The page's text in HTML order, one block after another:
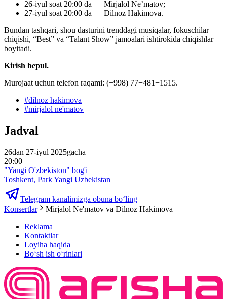
26-iyul soat 20:00 da — Mirjalol Ne’matov;
27-iyul soat 20:00 da — Dilnoz Hakimova.
Bundan tashqari, shou dasturini trenddagi musiqalar, fokuschilar
chiqishi, “Best” va “Talant Show” jamoalari ishtirokida chiqishlar
boyitadi.
Kirish bepul.
Murojaat uchun telefon raqami: (+998) 77−481−1515.
#dilnoz hakimova
#mirjalol ne'matov
Jadval
26dan 27-iyul 2025gacha
20:00
"Yangi O'zbekiston" bog'i
Toshkent, Park Yangi Uzbekistan
Telegram kanalimizga obuna bo‘ling
Konsertlar
Mirjalol Ne'matov va Dilnoz Hakimova
Reklama
Kontaktlar
Loyiha haqida
Bo‘sh ish o‘rinlari